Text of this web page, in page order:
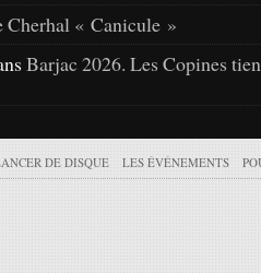
Cherhal « Canicule »
Barjac 2026. Les Copines
DE DISQUE LES ÉVÉNEMENTS